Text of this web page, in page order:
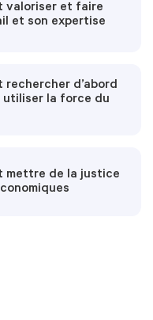
valoriser et faire
et son expertise
rechercher d’abord
utiliser la force du
mettre de la justice